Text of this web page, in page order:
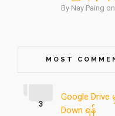
By Nay Paing
MOST
Google
Down ရန်
3